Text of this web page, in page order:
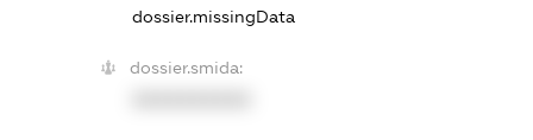
dossier.missingData
dossier.smida: